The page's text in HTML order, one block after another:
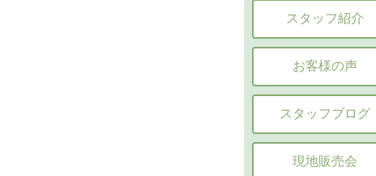
スタッフ紹介
お客様の声
スタッフブログ
現地販売会